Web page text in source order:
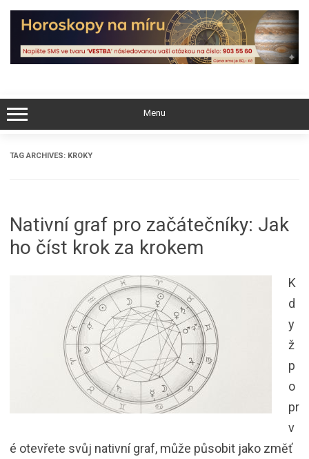
Skip
content
Menu
TAG ARCHIVES: KROKY
Nativní graf pro začátečníky: Jak
ho číst krok za krokem
K
d
y
ž
p
o
pr
v
é otevřete svůj nativní graf, může působit jako změť